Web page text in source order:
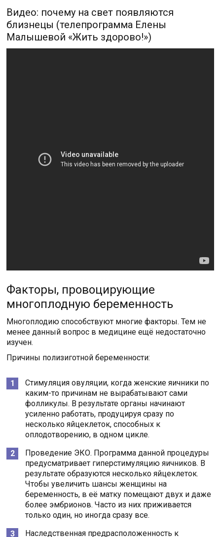
Видео: почему на свет появляются
близнецы (телепрограмма Елены
Малышевой «Жить здорово!»)
Факторы, провоцирующие
многоплодную беременность
Многоплодию способствуют многие факторы. Тем не
менее данный вопрос в медицине ещё недостаточно
изучен.
Причины полизиготной беременности:
Стимуляция овуляции, когда женские яичники по
каким-то причинам не вырабатывают сами
фолликулы. В результате органы начинают
усиленно работать, продуцируя сразу по
несколько яйцеклеток, способных к
оплодотворению, в одном цикле.
Проведение ЭКО. Программа данной процедуры
предусматривает гиперстимуляцию яичников. В
результате образуются несколько яйцеклеток.
Чтобы увеличить шансы женщины на
беременность, в её матку помещают двух и даже
более эмбрионов. Часто из них приживается
только один, но иногда сразу все.
Наследственная предрасположенность к